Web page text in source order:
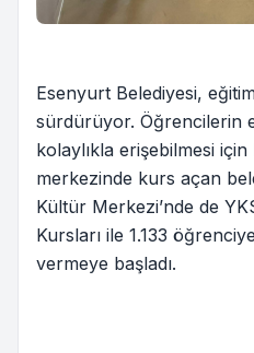
Esenyurt Belediyesi,
sürdürüyor. Öğrencilerin
kolaylıkla erişebilmesi
merkezinde kurs açan
Kültür Merkezi’nde de
Kursları ile 1.133
vermeye başladı.